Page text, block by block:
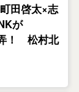
田啓太×志
が
！ 松村北